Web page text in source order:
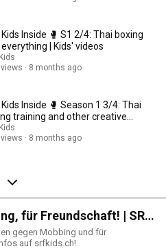
Kids Inside 🥊 S1 2/4: Thai boxing
| Kids' videos
views
8 months ago
Kids Inside 🥊 Season 1 3/4: Thai
training and other creative
| Children's videos
views
8 months ago
für Freundschaft! | SRF
gegen Mobbing und für
auf srfkids.ch!